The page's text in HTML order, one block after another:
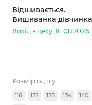
Відшивається.
Вишиванка дівчинка
колоски
Вихід з цеху: 10.08.2026
Розмір одягу
116 122 128 134
140